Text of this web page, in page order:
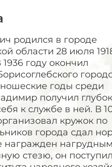
родился в городе
области 28 июля
году окончил
годы среди
получил
к службе в ней. В
кружок по
города сдал
награжден
стезю, он поступил